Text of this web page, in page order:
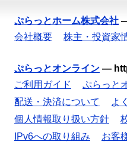
ぷらっとホーム株式会社
会社概要
株主・投資家
ぷらっとオンライン —
ご利用ガイド
ぷらっと
配送・決済について
よ
個人情報取り扱い方針
IPv6への取り組み
お客